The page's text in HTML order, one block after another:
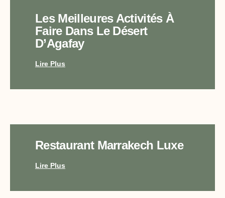
Les Meilleures Activités À
Faire Dans Le Désert
D’Agafay
Lire Plus
Restaurant Marrakech Luxe
Lire Plus